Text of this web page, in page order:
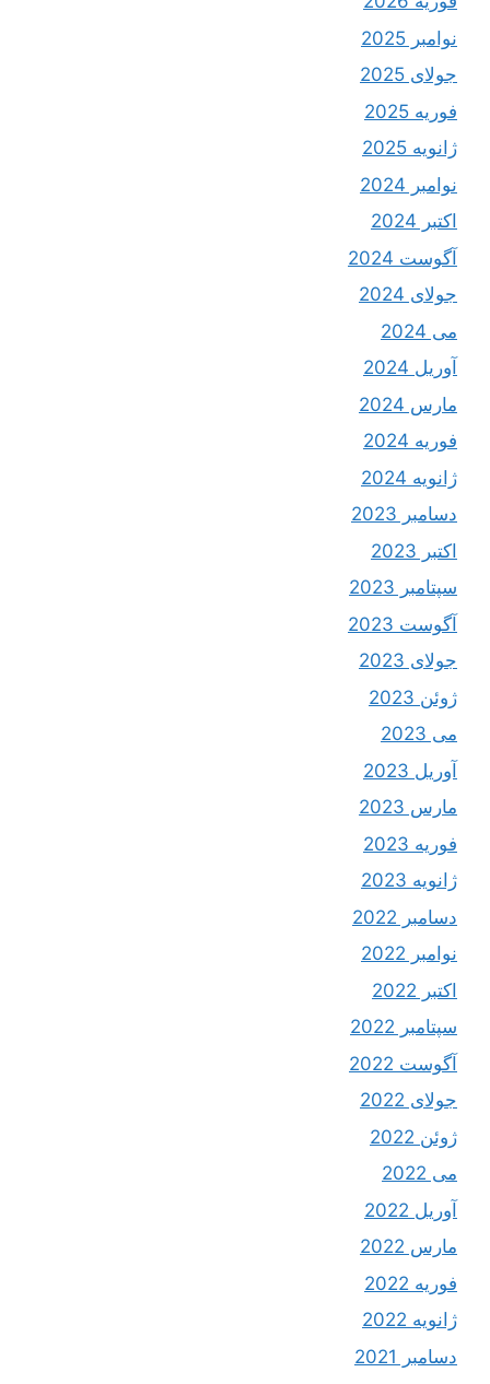
نوامبر 2025
جولای 2025
فوریه 2025
ژانویه 2025
نوامبر 2024
اکتبر 2024
آگوست 2024
جولای 2024
می 2024
آوریل 2024
مارس 2024
فوریه 2024
ژانویه 2024
دسامبر 2023
اکتبر 2023
سپتامبر 2023
آگوست 2023
جولای 2023
ژوئن 2023
می 2023
آوریل 2023
مارس 2023
فوریه 2023
ژانویه 2023
دسامبر 2022
نوامبر 2022
اکتبر 2022
سپتامبر 2022
آگوست 2022
جولای 2022
ژوئن 2022
می 2022
آوریل 2022
مارس 2022
فوریه 2022
ژانویه 2022
دسامبر 2021